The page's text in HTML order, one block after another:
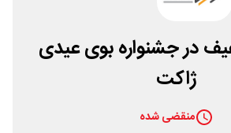
تخفیف در جشنواره بوی عیدی
ژاکت
منقضی شده